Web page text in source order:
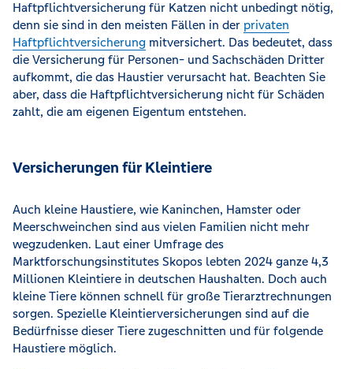
Haftpflichtversicherung für Katzen nicht unbedingt nötig,
denn sie sind in den meisten Fällen in der privaten
Haftpflichtversicherung mitversichert. Das bedeutet, dass
die Versicherung für Personen- und Sachschäden Dritter
aufkommt, die das Haustier verursacht hat. Beachten Sie
aber, dass die Haftpflichtversicherung nicht für Schäden
zahlt, die am eigenen Eigentum entstehen.
Versicherungen für Kleintiere
Auch kleine Haustiere, wie Kaninchen, Hamster oder
Meerschweinchen sind aus vielen Familien nicht mehr
wegzudenken. Laut einer Umfrage des
Marktforschungsinstitutes Skopos lebten 2024 ganze 4,3
Millionen Kleintiere in deutschen Haushalten. Doch auch
kleine Tiere können schnell für große Tierarztrechnungen
sorgen. Spezielle Kleintierversicherungen sind auf die
Bedürfnisse dieser Tiere zugeschnitten und für folgende
Haustiere möglich.